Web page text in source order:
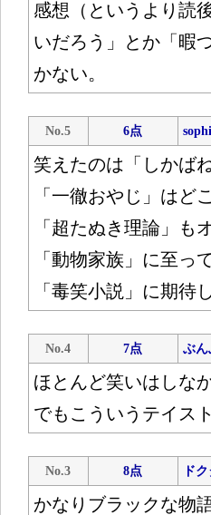
感想（というより読
いだろう」とか「暇
かない。
No.5 6点
笑えたのは「しかば
「一徹おやじ」はど
「超たぬき理論」も
「動物家族」に至っ
「毒笑小説」に期待
No.4 7点 ぶん
ほとんど笑いはしな
でもこういうテイス
No.3 8点 ド
かなりブラックな物